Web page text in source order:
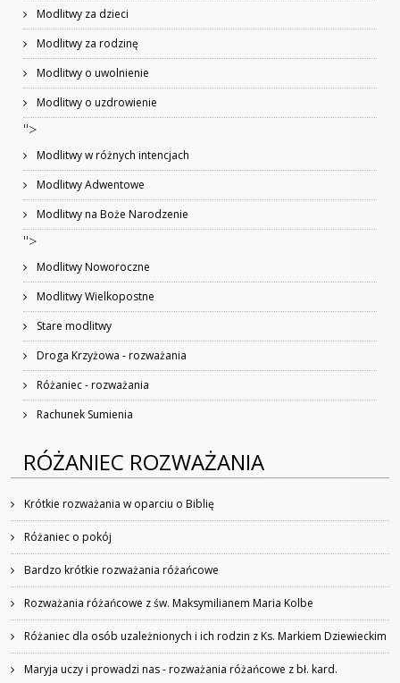
Modlitwy za dzieci
Modlitwy za rodzinę
Modlitwy o uwolnienie
Modlitwy o uzdrowienie
">
Modlitwy w różnych intencjach
Modlitwy Adwentowe
Modlitwy na Boże Narodzenie
">
Modlitwy Noworoczne
Modlitwy Wielkopostne
Stare modlitwy
Droga Krzyżowa - rozważania
Różaniec - rozważania
Rachunek Sumienia
RÓŻANIEC ROZWAŻANIA
Krótkie rozważania w oparciu o Biblię
Różaniec o pokój
Bardzo krótkie rozważania różańcowe
Rozważania różańcowe z św. Maksymilianem Maria Kolbe
Różaniec dla osób uzależnionych i ich rodzin z Ks. Markiem Dziewieckim
Maryja uczy i prowadzi nas - rozważania różańcowe z bł. kard.